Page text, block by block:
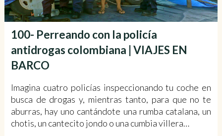
100- Perreando con la policía
antidrogas colombiana | VIAJES EN
BARCO
Imagina cuatro policías inspeccionando tu coche en
busca de drogas y, mientras tanto, para que no te
aburras, hay uno cantándote una rumba catalana, un
chotis, un cantecito jondo o una cumbia villera…